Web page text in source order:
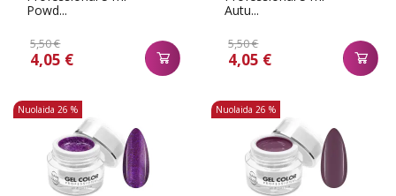
Powd...
5,50 €
4,05 €
Autu...
5,50 €
4,05 €
Nuolaida 26 % Nuolaida 26 %